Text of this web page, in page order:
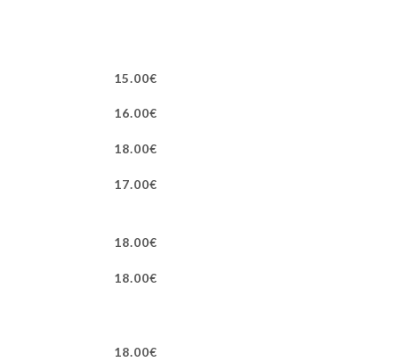
15.00€
16.00€
18.00€
17.00€
18.00€
18.00€
18.00€